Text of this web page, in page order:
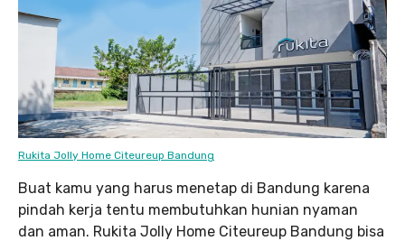
Rukita Jolly Home Citeureup Bandung
Buat kamu yang harus menetap di Bandung karena
pindah kerja tentu membutuhkan hunian nyaman
dan aman. Rukita Jolly Home Citeureup Bandung bisa